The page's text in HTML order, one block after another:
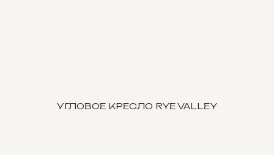
УГЛОВОЕ КРЕСЛО RYE VALLEY